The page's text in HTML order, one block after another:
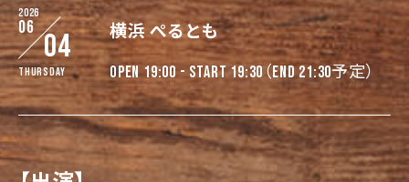
2026
06
04
Thursday
横浜 ぺるとも
OPEN 19:00 - START 19:30（END 21:30予定）